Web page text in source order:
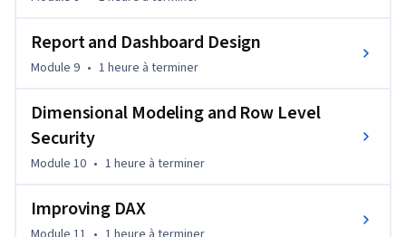
Report and Dashboard Design
Module 9 • 1 heure à terminer
Dimensional Modeling and Row Level
Security
Module 10 • 1 heure à terminer
Improving DAX